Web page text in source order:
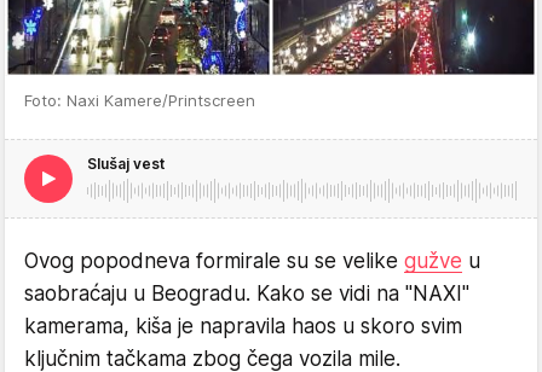
Foto: Naxi Kamere/Printscreen
Slušaj vest
Ovog popodneva formirale su se velike gužve u
saobraćaju u Beogradu. Kako se vidi na "NAXI"
kamerama, kiša je napravila haos u skoro svim
ključnim tačkama zbog čega vozila mile.